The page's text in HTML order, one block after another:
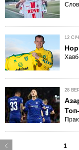
12
28
1